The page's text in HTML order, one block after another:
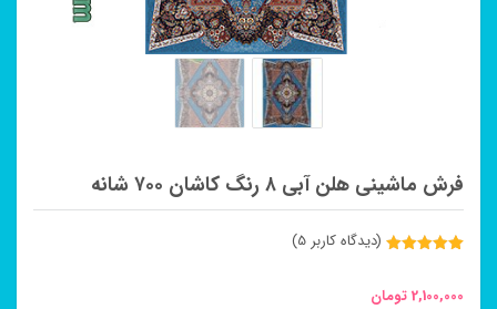
فرش ماشینی هلن آبی ۸ رنگ کاشان ۷۰۰ شانه
مشتری
(دیدگاه کاربر5
)
2,100,000تومان